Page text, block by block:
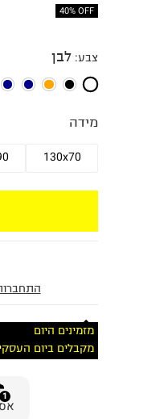
40% OFF
צבע: לבן
מידה
130x70
מזמינים היום
מקבלים ביום
1